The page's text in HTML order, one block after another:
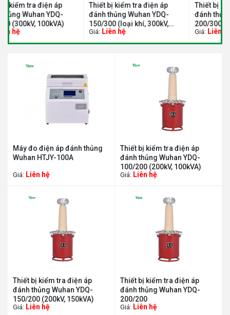
Thiết bị kiểm tra điện áp
đánh thủng Wuhan YDQ-
150/300 (loại khí, 300kV,
150KVA)
Giá:
Thiết bị kiểm tra điện áp
đánh thủng Wuhan YDQ-
200/300 (loại khí, 300kV,
200kVA)
Giá:
Máy đo điện áp đánh thủng
Wuhan HTJY-100A
Giá: Liên hệ
Thiết bị kiểm tra điện áp
đánh thủng Wuhan YDQ-
100/200 (200kV, 100kVA)
Giá: Liên hệ
Thiết bị kiểm tra điện áp
đánh thủng Wuhan YDQ-
150/200 (200kV, 150kVA)
Giá: Liên hệ
Thiết bị kiểm tra điện áp
đánh thủng Wuhan YDQ-
200/200
Giá: Liên hệ